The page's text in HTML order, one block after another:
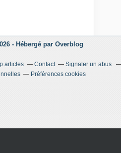
- Hébergé par Overblog
articles Contact Signaler un abus
Préférences cookies